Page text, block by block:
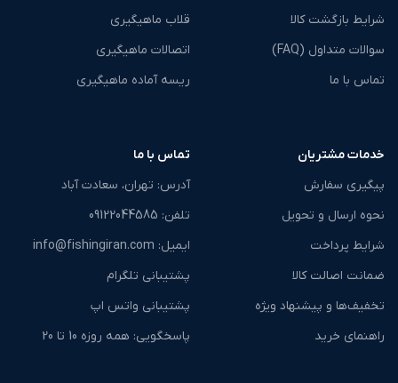
شرایط بازگشت کالا
سوالات متداول (FAQ)
تماس با ما
قلاب ماهیگیری
اتصالات ماهیگیری
ریسه آماده ماهیگیری
خدمات مشتریان
پیگیری سفارش
نحوه ارسال و تحویل
شرایط پرداخت
ضمانت اصالت کالا
تخفیف‌ها و پیشنهاد ویژه
راهنمای خرید
تماس با ما
آدرس: تهران، سعادت آباد
تلفن: ‎09122044585
ایمیل: info@fishingiran.com
پشتیبانی تلگرام
پشتیبانی واتس اپ
پاسخگویی: همه روزه 10 تا 20